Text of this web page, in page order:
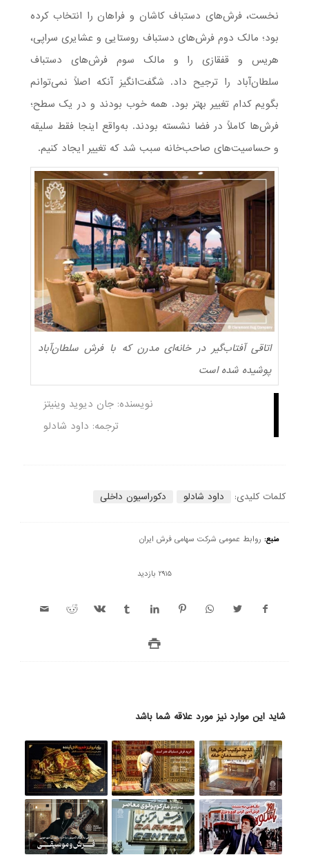
نخست، فرش‌های دستباف کاشان و فراهان را انتخاب کرده
بود؛ مالک دوم فرش‌های دستباف روستایی و عشایری سراپی،
هریس و قفقازی را و مالک سوم فرش‌های دستباف
سلطان‌آباد را ترجیح داد. شگفت‌انگیز آنکه اصلاً نمی‌توانم
بگویم کدام تغییر بهتر بود. همه خوب بودند و در یک سطح؛
فرش‌ها کاملاً در فضا نشسته بودند. به‌واقع اینجا فقط سلیقه
و حساسیت‌های صاحب‌خانه سبب ‌شد که تغییر ایجاد کنیم.
اتاقی آفتاب‌گیر در خانه‌ای مدرن که با فرش سلطان‌آباد
پوشیده شده است
نویسنده: جان دیوید وینیتز
ترجمه: داود شادلو
کلمات کلیدی: داود شادلو دکوراسیون داخلی
منبع: روابط عمومی شرکت سهامی فرش ایران
2915 بازدید
شاید این موارد نیز مورد علاقه شما باشد